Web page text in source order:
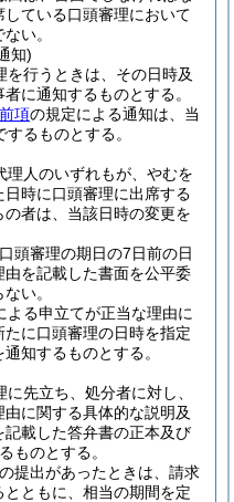
ている口頭審理において
い。
知)
を行うときは、その日時及
に通知するものとする。
前項の規定による通知は、当
るものとする。
理人のいずれもが、やむを
時に口頭審理に出席する
者は、当該日時の変更を
頭審理の期日の7日前の日
由を記載した書面を公平委
い。
よる申立てが正当な理由に
に口頭審理の日時を指定
知するものとする。
先立ち、処分者に対し、
に関する具体的な説明及
載した答弁書の正本及び
ものとする。
提出があったときは、請求
ともに、相当の期間を定